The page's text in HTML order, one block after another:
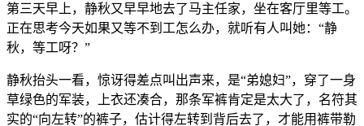
第三天早上，静秋又早早地去了马主任家，坐在客厅里等工。
正在思考今天如果又等不到工怎么办，就听有人叫她：“静
秋，等工呀？”
静秋抬头一看，惊讶得差点叫出声来，是“弟媳妇”，穿了一身
草绿色的军装，上衣还凑合，那条军裤肯定是太大了，名符其
实的“向左转”的裤子，估计得左转到背后去了，才能用裤带勒